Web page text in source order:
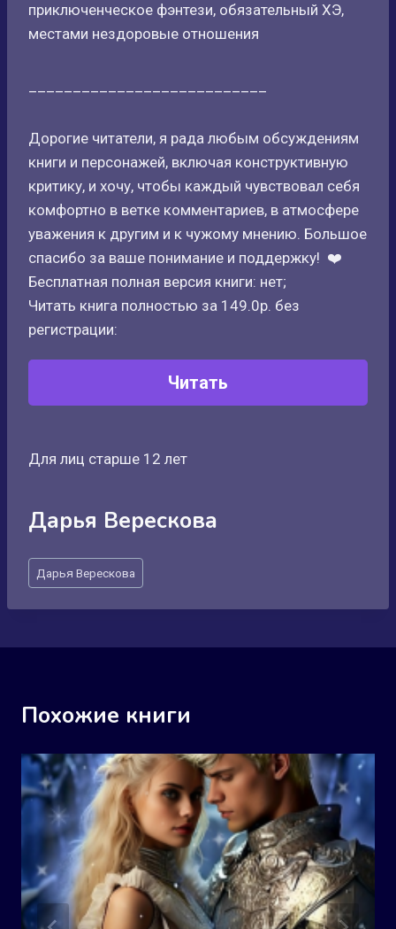
приключенческое фэнтези, обязательный ХЭ,
местами нездоровые отношения
Дорогие читатели, я рада любым обсуждениям
книги и персонажей, включая конструктивную
критику, и хочу, чтобы каждый чувствовал себя
комфортно в ветке комментариев, в атмосфере
уважения к другим и к чужому мнению. Большое
спасибо за ваше понимание и поддержку! ‍❤️‍
Бесплатная полная версия книги: нет;
Читать книга полностью за 149.0р. без
регистрации:
Читать
Для лиц старше 12 лет
Дарья Верескова
Метки
записи:
Дарья Верескова
Похожие книги